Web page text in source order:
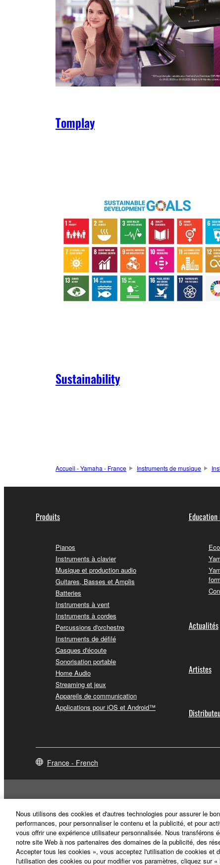
Tomplay
Sustainability
Accueil - Yamaha - France Instruments de musique
Produits
Pianos
Instruments à clavier
Musique et production audio
Guitares, Basses et Amplis
Batteries
Instruments à vent
Instruments à cordes
Percussions d'orchestre
Instruments de défilé
Casques d'écoute
Sonorisation portable
Home Audio
Streaming et jeux
Appareils de communication
Applications pour iOS et Android™
Actualités
Artistes
France - French
Nous utilisons des cookies et d'autres technologies pour assurer le
performances, pour personnaliser le contenu et la publicité, et pour
vous offrir une expérience utilisateur personnalisée. Nous transférons
notre site Web à nos partenaires des domaines de la publicité, des
Accepter tous les cookies », vous acceptez l'utilisation de cookies et
l'utilisation des cookies ou pour modifier vos paramètres, cliquez sur